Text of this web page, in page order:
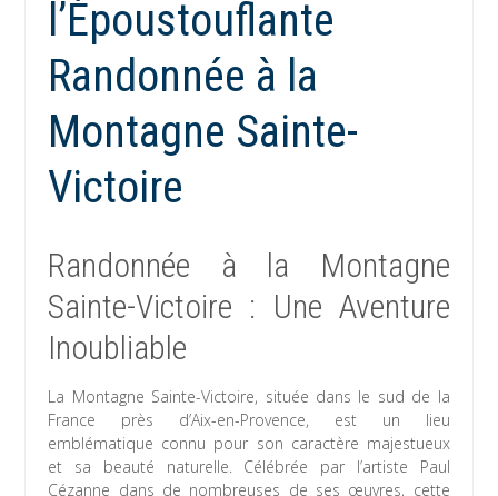
l’Époustouflante
Randonnée à la
Montagne Sainte-
Victoire
Randonnée à la Montagne
Sainte-Victoire : Une Aventure
Inoubliable
La Montagne Sainte-Victoire, située dans le sud de la
France près d’Aix-en-Provence, est un lieu
emblématique connu pour son caractère majestueux
et sa beauté naturelle. Célébrée par l’artiste Paul
Cézanne dans de nombreuses de ses œuvres, cette